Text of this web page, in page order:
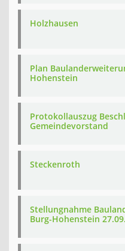
Holzhausen
Plan
Hohenstein
Protokollauszug
Gemeindevorstand
Steckenroth
Stellungnahme
Burg-Hohenstein